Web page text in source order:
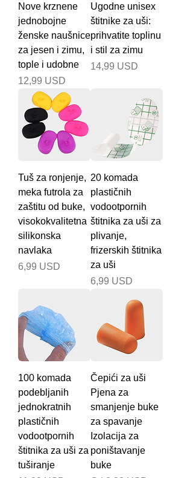
Nove krznene
jednobojne
ženske naušnice
za jesen i zimu,
tople i udobne
Cijena
12,99 USD
Ugodne unisex
štitnike za uši:
prihvatite toplinu
i stil za zimu
Cijena
14,99 USD
Tuš za ronjenje,
meka futrola za
zaštitu od buke,
visokokvalitetna
silikonska
navlaka
Cijena
6,99 USD
20 komada
plastičnih
vodootpornih
štitnika za uši za
plivanje,
frizerskih štitnika
za uši
Cijena
6,99 USD
100 komada
podebljanih
jednokratnih
plastičnih
vodootpornih
štitnika za uši za
tuširanje
Čepići za uši
Pjena za
smanjenje buke
za spavanje
Izolacija za
poništavanje
buke